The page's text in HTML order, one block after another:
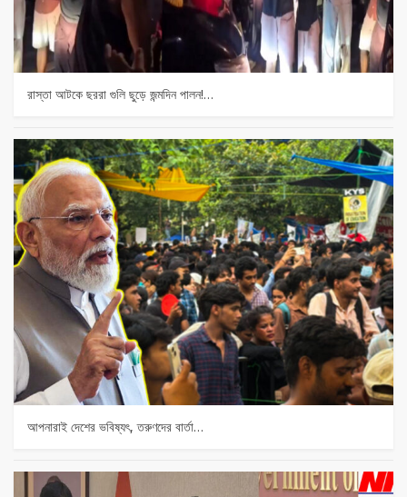
রাস্তা আটকে ছররা গুলি ছুড়ে জন্মদিন পালন!…
আপনারাই দেশের ভবিষ্যৎ, তরুণদের বার্তা…